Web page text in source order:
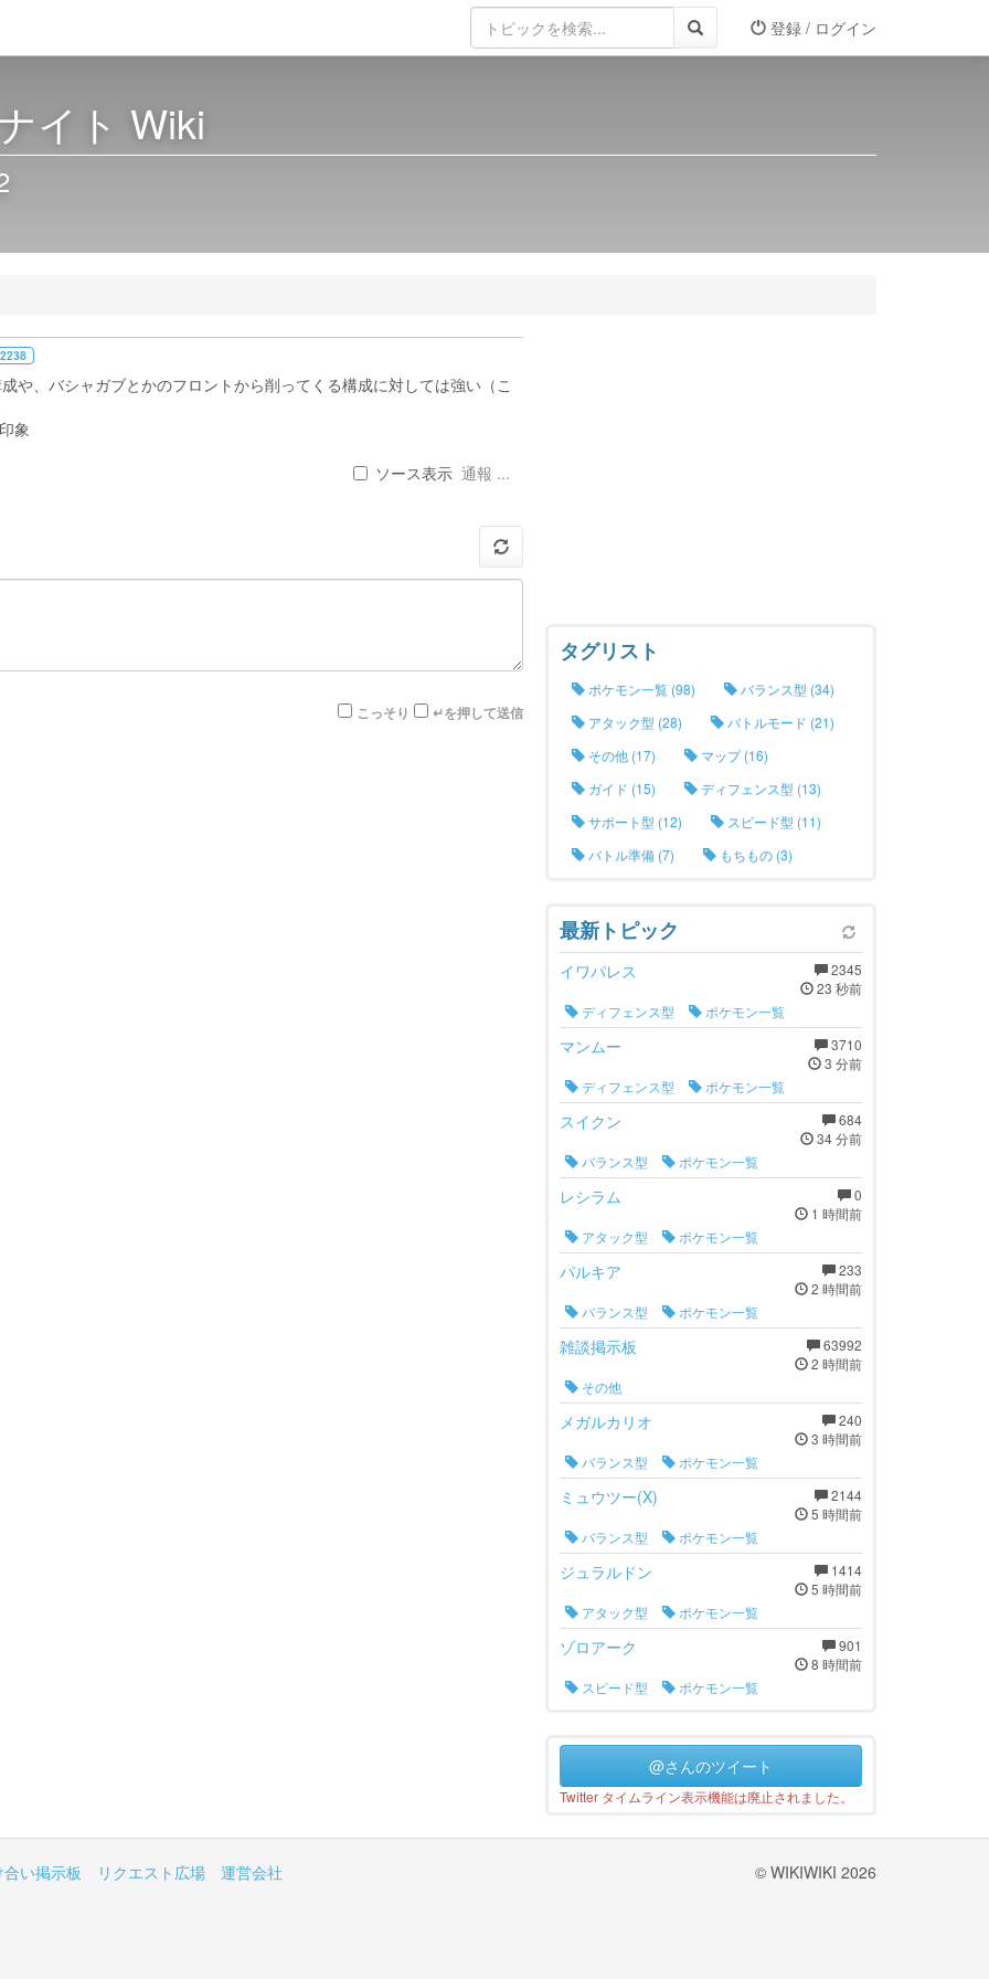
登録 / ログイン
イト Wiki
や、バシャガブとかのフロントから削ってくる構成に対しては強い（こ
象
ソース表示 通報 ...
こっそり ↵を押して送信
タグリスト
ポケモン一覧 (98)
バランス型 (34)
アタック型 (28)
バトルモード (21)
その他 (17)
マップ (16)
ガイド (15)
ディフェンス型 (13)
サポート型 (12)
スピード型 (11)
バトル準備 (7)
もちもの (3)
最新トピック
2345
23 秒前
イワパレス
ディフェンス型
ポケモン一覧
3710
3 分前
マンムー
ディフェンス型
ポケモン一覧
684
34 分前
スイクン
バランス型
ポケモン一覧
0
1 時間前
レシラム
アタック型
ポケモン一覧
233
2 時間前
パルキア
バランス型
ポケモン一覧
63992
2 時間前
雑談掲示板
その他
240
3 時間前
メガルカリオ
バランス型
ポケモン一覧
2144
5 時間前
ミュウツー(X)
バランス型
ポケモン一覧
1414
5 時間前
ジュラルドン
アタック型
ポケモン一覧
901
8 時間前
ゾロアーク
スピード型 ポケモン一覧
@さんのツイート
Twitter タイムライン表示機能は廃止されました。
い掲示板 リクエスト広場 運営会社 © WIKIWIKI 2026